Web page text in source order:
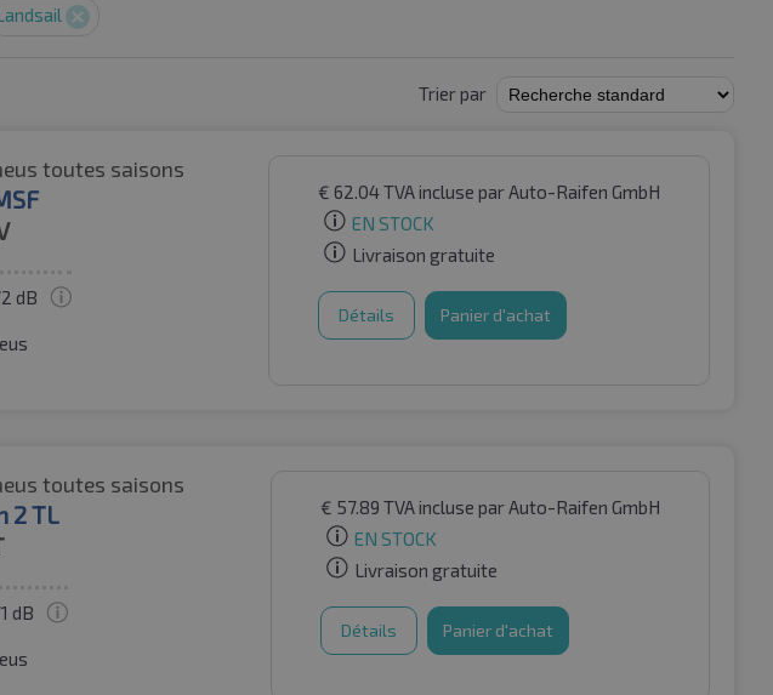
Trier par
toutes saisons
dB
€ 62.04TVA incluse par Auto-Raifen GmbH
EN STOCK
Livraison gratuite
Détails Panier d'achat
toutes saisons
2 TL
dB
€ 57.89 TVA incluse par Auto-Raifen GmbH
EN STOCK
Livraison gratuite
Détails Panier d'achat